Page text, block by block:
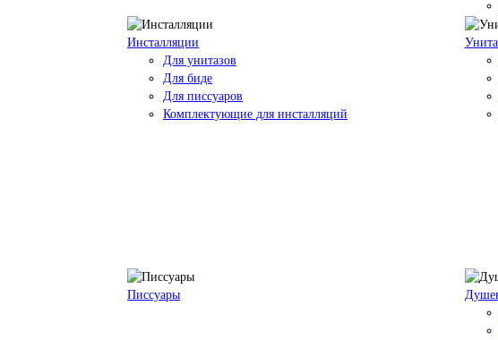
Инсталляции
Для унитазов
Для биде
Для писсуаров
Комплектующие для инсталляций
Писсуары